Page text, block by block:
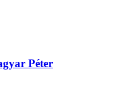
Péter